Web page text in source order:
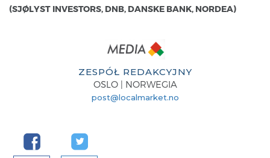
(SJØLYST INVESTORS, DNB, DANSKE BANK, NORDEA)
ZESPÓŁ REDAKCYJNY
OSLO | NORWEGIA
post@localmarket.no